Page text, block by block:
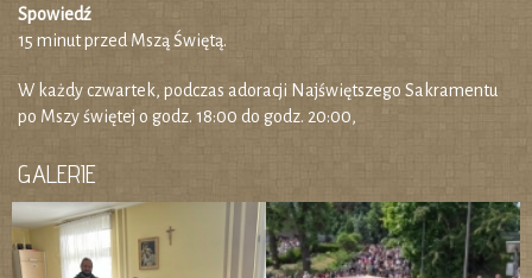
Spowiedź
15 minut przed Mszą Świętą.
W każdy czwartek, podczas adoracji Najświętszego Sakramentu
po Mszy świętej o godz. 18:00 do godz. 20:00,
GALERIE